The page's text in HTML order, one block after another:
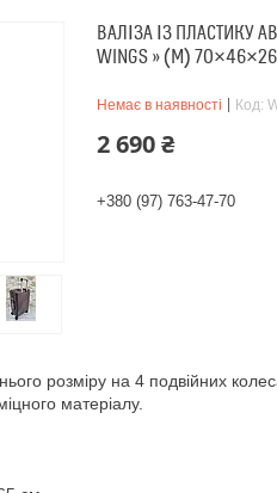
ВАЛІЗА ІЗ ПЛАСТИКУ
WINGS » (M)
Немає в наявності Код:
2 690 ₴
+380 (97) 763-47-70
розміру на 4 подвійних
матеріалу.